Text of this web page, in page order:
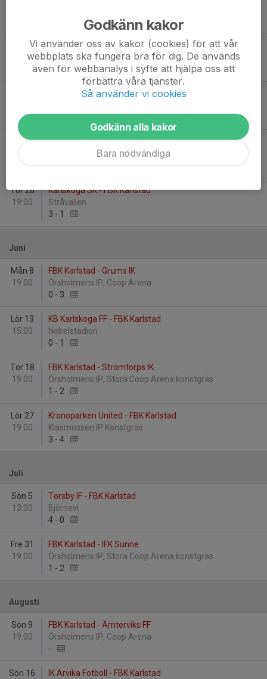
Fre 8
19:00
FBK Karlstad - IK Arvika Fotboll
Örsholmens IP, Stora Coop Arena
2 -2
Norrstrands IF - FBK Karlstad
Sön 24
FBK Karlstad - IFK Kristinehamn Fotboll
Örsholmens IP, Coop Arena
Tor 28
19:00
Karlskoga SK - FBK Karlstad
Stråvallen
3 - 1
Juni
Mån 8
19:00
FBK Karlstad - Grums IK
Örsholmens IP, Coop Arena
0 - 3
Lör 13
15:00
KB Karlskoga FF - FBK Karlstad
Nobelstadion
0 - 1
Tor 18
19:00
FBK Karlstad - Strömtorps IK
Örsholmens IP, Stora Coop Arena konstgräs
1 - 2
Lör 27
19:00
Kronoparken United - FBK Karlstad
Klasmossen IP Konstgräs
3 - 4
Juli
Sön 5
13:00
Torsby IF - FBK Karlstad
Björnevi
4 - 0
Fre 31
19:00
FBK Karlstad - IFK Sunne
Örsholmens IP, Stora Coop Arena konstgräs
1 - 2
Augusti
Sön 9
19:00
FBK Karlstad - Ämterviks FF
Örsholmens IP, Coop Arena
-
Sön 16
IK Arvika Fotboll - FBK Karlstad
Godkänn kakor
Vi använder oss av kakor (cookies) för att vår
webbplats ska fungera bra för dig. De används
även för webbanalys i syfte att hjälpa oss att
förbättra våra tjänster.
Så använder vi cookies
Godkänn alla kakor
Bara nödvändiga